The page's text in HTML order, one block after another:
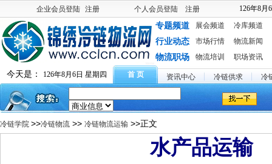
企业会员登陆 注册 个人会员登陆 注册 126年8月
专题频道 展会频道 冷库频道
行业动态 市场行情 物流新闻
物流职场 物流培训 职场资讯
今天是： 126年8月6日 星期四 首 页 资讯中心 冷链供求 冷
冷链学院 >>冷链物流 >> 冷链物流运输 >>正文
水产品运输